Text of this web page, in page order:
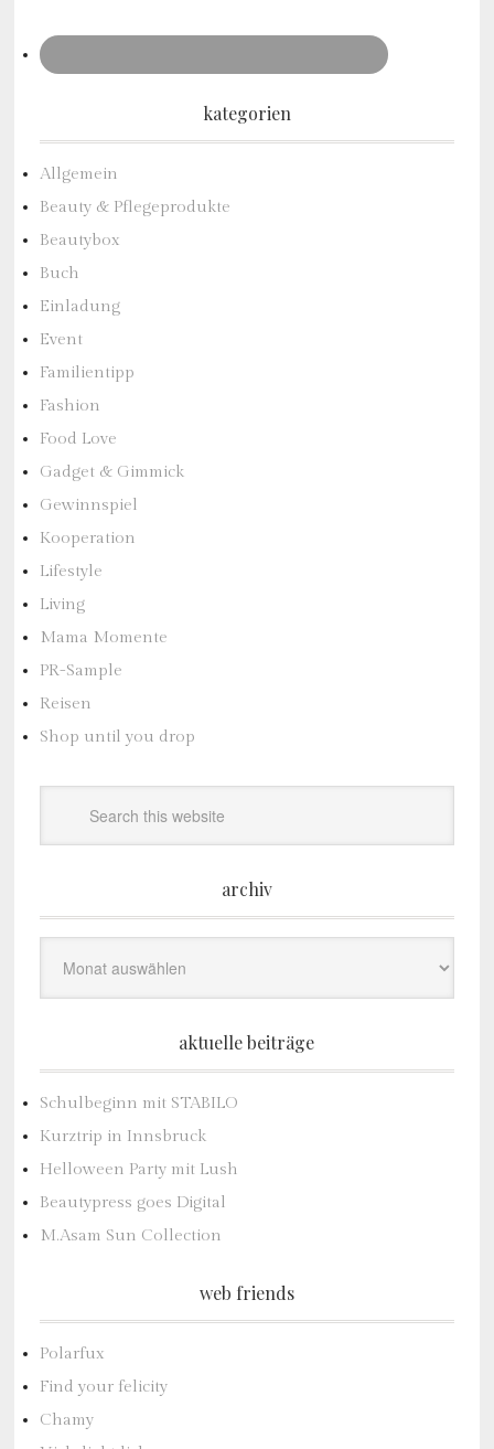
kategorien
Allgemein
Beauty & Pflegeprodukte
Beautybox
Buch
Einladung
Event
Familientipp
Fashion
Food Love
Gadget & Gimmick
Gewinnspiel
Kooperation
Lifestyle
Living
Mama Momente
PR-Sample
Reisen
Shop until you drop
archiv
aktuelle beiträge
Schulbeginn mit STABILO
Kurztrip in Innsbruck
Helloween Party mit Lush
Beautypress goes Digital
M.Asam Sun Collection
web friends
Polarfux
Find your felicity
Chamy